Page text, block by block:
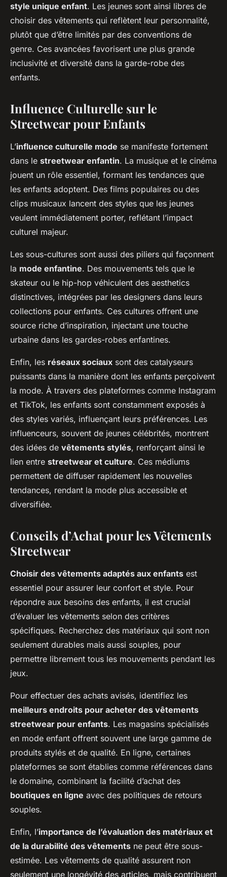
style unique enfant. Les jeunes sont ainsi libres de
choisir des vêtements qui reflètent leur personnalité,
plutôt que d’être limités par des conventions de
genre. Ces avancées favorisent une plus grande
inclusivité et diversité dans la garde-robe des
enfants.
Influence Culturelle sur le
Streetwear pour Enfants
L’influence culturelle mode se manifeste fortement
dans le streetwear enfantin. La musique et le cinéma
jouent un rôle essentiel, formant les tendances que
les enfants adoptent. Des films populaires ou des
clips musicaux lancent des styles que les jeunes
veulent immédiatement porter, reflétant l’impact
culturel majeur.
Les sous-cultures sont aussi des piliers qui façonnent
la mode enfantine. Des mouvements tels que le
skateur ou le hip-hop véhiculent des aesthetics
distinctives, intégrées par les designers dans leurs
collections pour enfants. Ces cultures offrent une
source riche d’inspiration, injectant une touche
urbaine dans les gardes-robes enfantines.
Enfin, les réseaux sociaux sont des catalyseurs
puissants dans la manière dont les enfants perçoivent
la mode. À travers des plateformes comme Instagram
et TikTok, les enfants sont constamment exposés à
des styles variés, influençant leurs préférences. Les
influenceurs, souvent de jeunes célébrités, montrent
des idées de vêtements stylés, renforçant ainsi le
lien entre streetwear et culture. Ces médiums
permettent de diffuser rapidement les nouvelles
tendances, rendant la mode plus accessible et
diversifiée.
Conseils d’Achat pour les Vêtements
Streetwear
Choisir des vêtements adaptés aux enfants est
essentiel pour assurer leur confort et style. Pour
répondre aux besoins des enfants, il est crucial
d’évaluer les vêtements selon des critères
spécifiques. Recherchez des matériaux qui sont non
seulement durables mais aussi souples, pour
permettre librement tous les mouvements pendant les
jeux.
Pour effectuer des achats avisés, identifiez les
meilleurs endroits pour acheter des vêtements
streetwear pour enfants. Les magasins spécialisés
en mode enfant offrent souvent une large gamme de
produits stylés et de qualité. En ligne, certaines
plateformes se sont établies comme références dans
le domaine, combinant la facilité d’achat des
boutiques en ligne avec des politiques de retours
souples.
Enfin, l’importance de l’évaluation des matériaux et
de la durabilité des vêtements ne peut être sous-
estimée. Les vêtements de qualité assurent non
seulement une longévité des articles, mais contribuent